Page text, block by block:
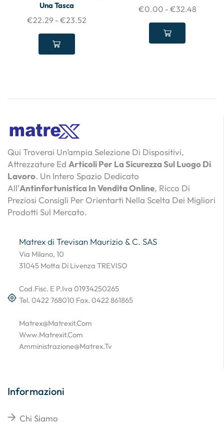
Una Tasca
€22.29 -€23.52
€0.00 -€32.48
Qui Troverai Un’ampia Selezione Di Dispositivi,
Attrezzature Ed Articoli Per La Sicurezza Sul Luogo Di
Lavoro. Un Intero Spazio Dedicato
All’Antinfortunistica In Vendita Online, Ricco Di
Preziosi Consigli Per Orientarti Nella Scelta Dei Migliori
Prodotti Sul Mercato.
Matrex di Trevisan Maurizio & C. SAS
Via Milano, 10
31045 Motta Di Livenza TREVISO
Cod.Fisc. E P.Iva 01934250265
Tel. 0422 768010 Fax. 0422 861865
Matrex@matrexit.com
Www.matrexit.com
Amministrazione@matrex.tv
Informazioni
Chi Siamo